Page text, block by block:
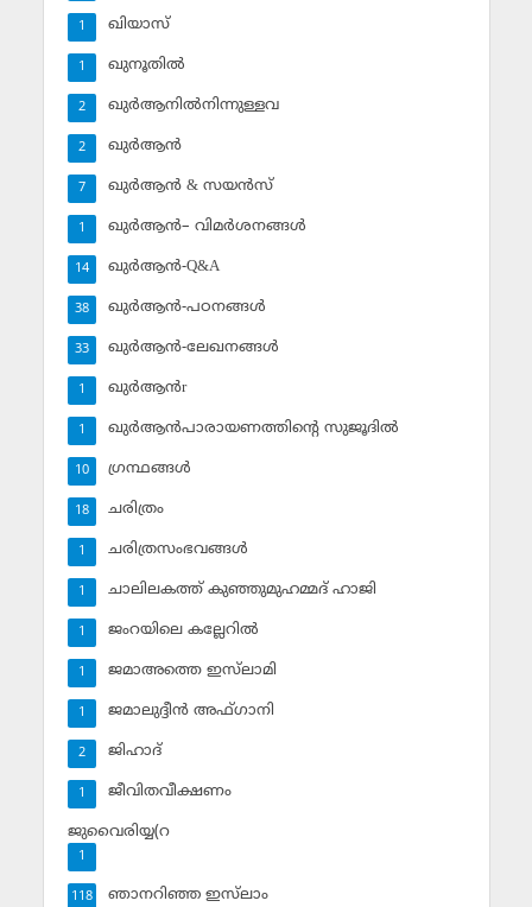
ഖിയാസ്
1
ഖുനൂതില്‍
1
ഖുര്‍ആനില്‍നിന്നുള്ളവ
2
ഖുര്‍ആന്‍
2
ഖുര്‍ആന്‍ & സയന്‍സ്‌
7
ഖുര്‍ആന്‍– വിമര്‍ശനങ്ങള്‍
1
ഖുര്‍ആന്‍-Q&A
14
ഖുര്‍ആന്‍-പഠനങ്ങള്‍
38
ഖുര്‍ആന്‍-ലേഖനങ്ങള്‍
33
ഖുര്‍ആന്‍r
1
ഖുര്‍ആന്‍പാരായണത്തിന്റെ സുജൂദില്‍
1
ഗ്രന്ഥങ്ങള്‍
10
ചരിത്രം
18
ചരിത്രസംഭവങ്ങള്‍
1
ചാലിലകത്ത് കുഞ്ഞുമുഹമ്മദ് ഹാജി
1
ജംറയിലെ കല്ലേറില്‍
1
ജമാഅത്തെ ഇസ്‌ലാമി
1
ജമാലുദ്ദീന്‍ അഫ്ഗാനി
1
ജിഹാദ്‌
2
ജീവിതവീക്ഷണം
1
ജുവൈരിയ്യ(റ
1
ഞാനറിഞ്ഞ ഇസ്‌ലാം
118